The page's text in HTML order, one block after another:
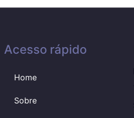
Acesso rápido
Home
Sobre